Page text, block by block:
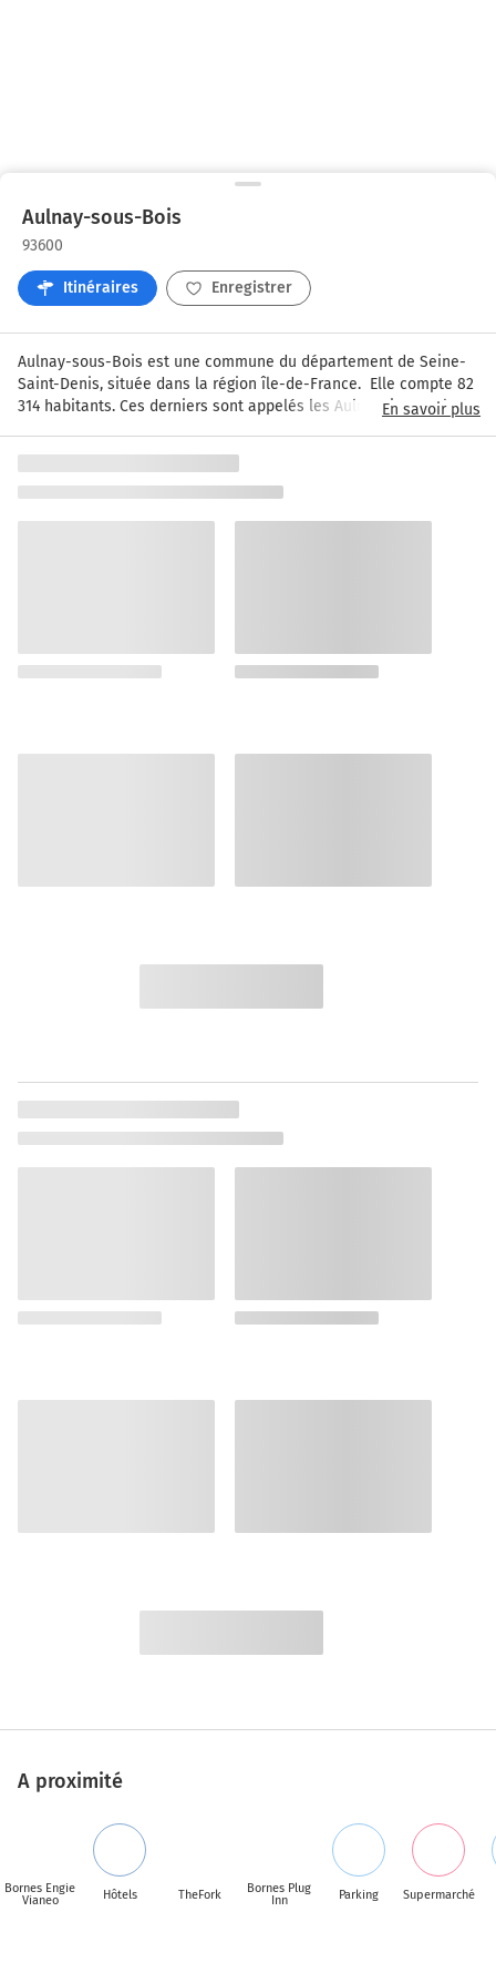
Aulnay-sous-Bois
93600
Itinéraires Enregistrer
Aulnay-sous-Bois est une commune du département de Seine-
Saint-Denis, située dans la région île-de-France.  Elle compte 82
314 habitants. Ces derniers sont appelés les Aulnaysiens et les
ville dispose également du centre commercial régional
O'Parinor. Aulnay-sous-Bois est desservi par les autoroutes A1,
A3, A104 et par les routes nationales RN 2 et RN 370.
En savoir plus
A proximité
Bornes Engie
Vianeo
Hôtels TheFork
Bornes Plug
Inn
Parking Supermarché